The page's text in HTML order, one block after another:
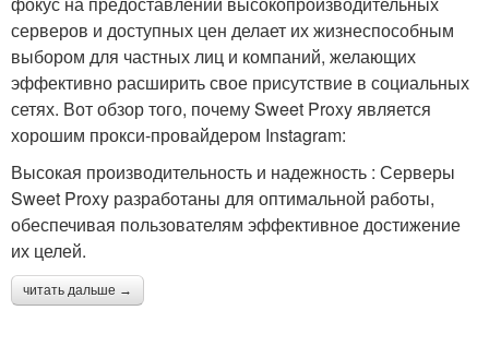
серверов и доступных цен делает их жизнеспособным
выбором для частных лиц и компаний, желающих
эффективно расширить свое присутствие в социальных
сетях. Вот обзор того, почему Sweet Proxy является
хорошим прокси-провайдером Instagram:
Высокая производительность и надежность : Серверы
Sweet Proxy разработаны для оптимальной работы,
обеспечивая пользователям эффективное достижение
их целей.
читать дальше →